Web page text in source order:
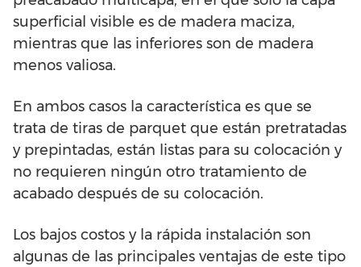
superficial visible es de madera maciza,
mientras que las inferiores son de madera
menos valiosa.
En ambos casos la característica es que se
trata de tiras de parquet que están pretratadas
y prepintadas, están listas para su colocación y
no requieren ningún otro tratamiento de
acabado después de su colocación.
Los bajos costos y la rápida instalación son
algunas de las principales ventajas de este tipo